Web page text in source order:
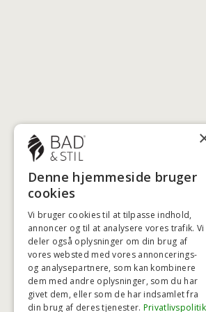
NYTTIGE LINKS
HANDELSBETINGELSER
LEVERING OG RETURET
FORTRYDELSESRET
KLAGER
FRAGT
INDSTILLINGER FOR COOKIES
Denne hjemmeside bruger
cookies
Vi bruger cookies til at tilpasse indhold,
annoncer og til at analysere vores trafik. Vi
deler også oplysninger om din brug af
vores websted med vores annoncerings-
og analysepartnere, som kan kombinere
dem med andre oplysninger, som du har
givet dem, eller som de har indsamlet fra
din brug af deres tjenester. Privatlivspolitik